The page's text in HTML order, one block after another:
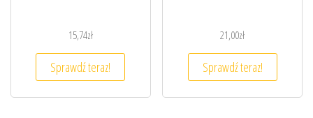
15,74zł
Sprawdź teraz!
21,00zł
Sprawdź teraz!